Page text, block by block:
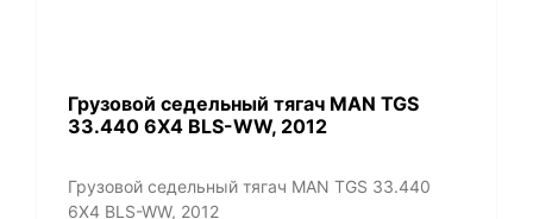
​Грузовой седельный тягач MAN TGS
33.440 6X4 BLS-WW, 2012
​Грузовой седельный тягач MAN TGS 33.440
6X4 BLS-WW, 2012